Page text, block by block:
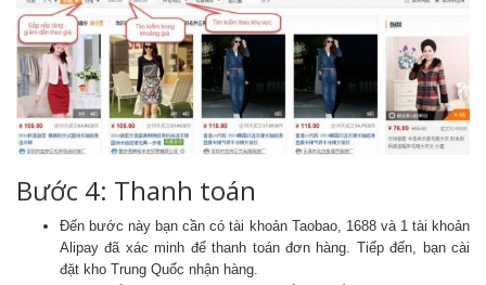
Bước 4: Thanh toán
Đến bước này bạn cần có tài khoản Taobao, 1688 và 1 tài khoản
Alipay đã xác minh để thanh toán đơn hàng. Tiếp đến, bạn cài
đặt kho Trung Quốc nhận hàng.